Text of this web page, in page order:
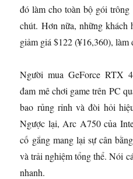
đó làm cho toàn bộ gói
chút. Hơn nữa, những khách
giảm giá $122 (¥16,360), làm
Người mua GeForce RTX
đam mê chơi game trên PC
bao rủng rỉnh và đòi hỏi
Ngược lại, Arc A750 của
cố gắng mang lại sự cân
và trải nghiệm tổng thể. Nói
nhanh.